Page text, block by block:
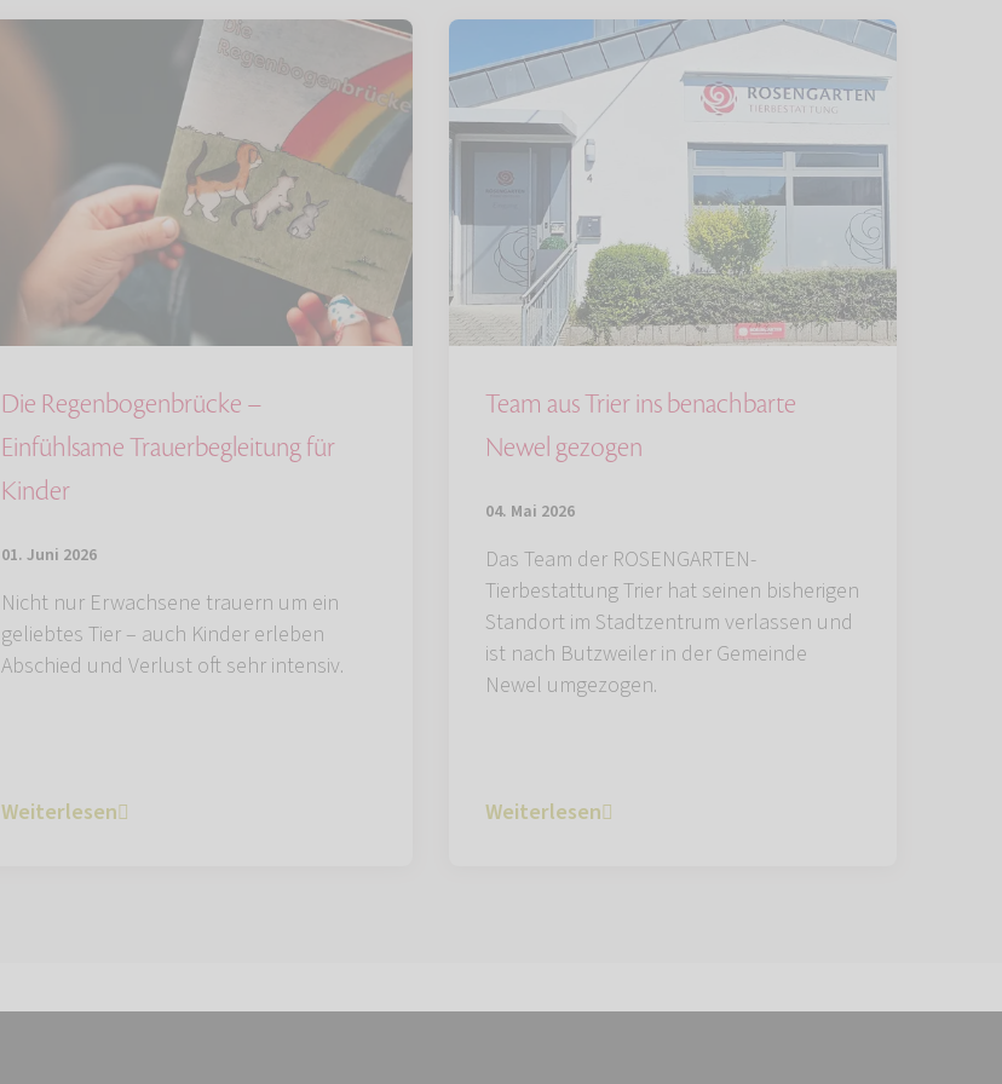
Die Regenbogenbrücke –
Einfühlsame Trauerbegleitung für
Kinder
01. Juni 2026
Nicht nur Erwachsene trauern um ein
geliebtes Tier – auch Kinder erleben
Abschied und Verlust oft sehr intensiv.
Weiterlesen
Team aus Trier ins benachbarte
Newel gezogen
04. Mai 2026
Das Team der ROSENGARTEN-
Tierbestattung Trier hat seinen bisherigen
Standort im Stadtzentrum verlassen und
ist nach Butzweiler in der Gemeinde
Newel umgezogen.
Weiterlesen